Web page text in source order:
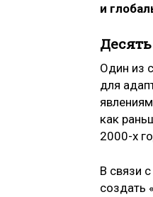
и
Один из
для
как
2000-х
В связи
создать